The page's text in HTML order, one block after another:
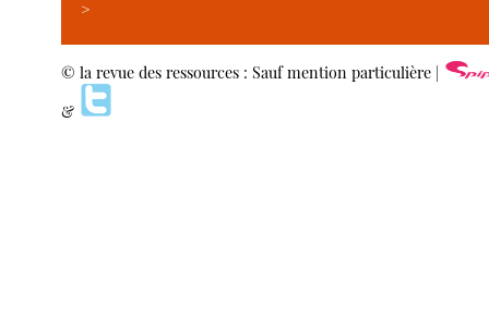
>
© la revue des ressources : Sauf mention particulière |
&